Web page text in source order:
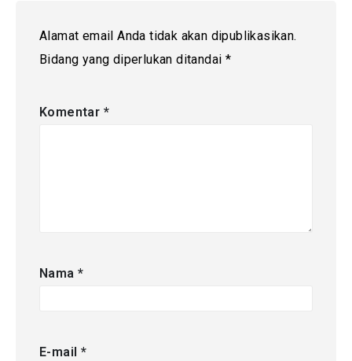
Alamat email Anda tidak akan dipublikasikan.
Bidang yang diperlukan ditandai *
Komentar *
Nama *
E-mail *